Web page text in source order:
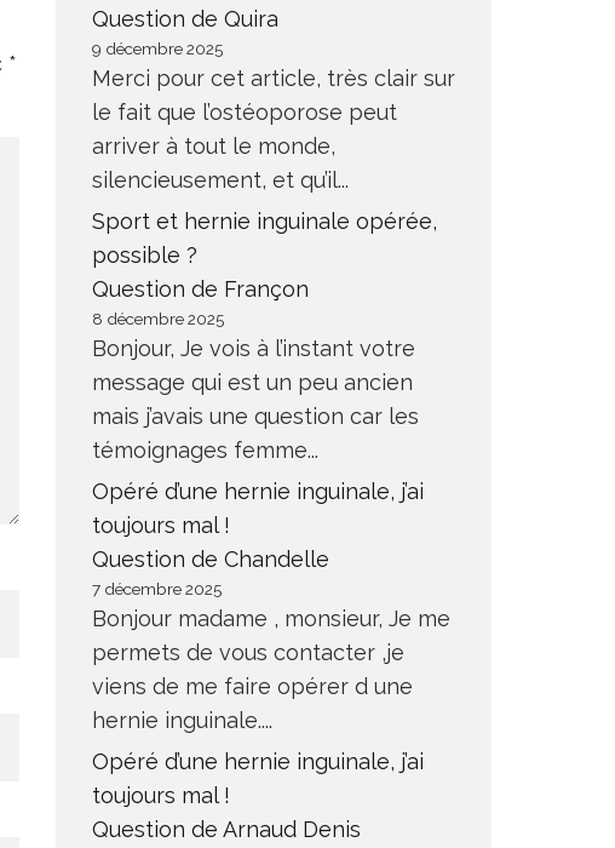
*
Question de Quira
9 décembre 2025
Merci pour cet article, très clair sur
le fait que l’ostéoporose peut
arriver à tout le monde,
silencieusement, et qu’il...
Sport et hernie inguinale opérée,
possible ?
Question de Françon
8 décembre 2025
Bonjour, Je vois à l’instant votre
message qui est un peu ancien
mais j’avais une question car les
témoignages femme...
Opéré d’une hernie inguinale, j’ai
toujours mal !
Question de Chandelle
7 décembre 2025
Bonjour madame , monsieur, Je me
permets de vous contacter ,je
viens de me faire opérer d une
hernie inguinale....
Opéré d’une hernie inguinale, j’ai
toujours mal !
Question de Arnaud Denis